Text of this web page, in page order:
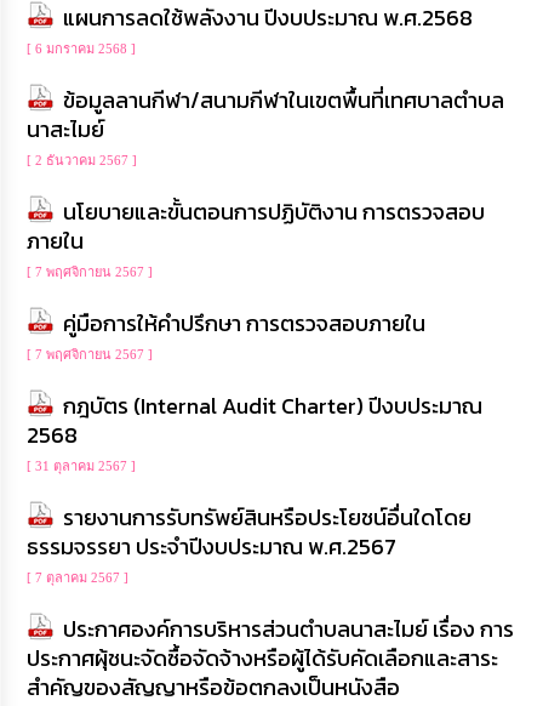
แผนการลดใช้พลังงาน ปีงบประมาณ พ.ศ.2568
[ 6 มกราคม 2568 ]
ข้อมูลลานกีฬา/สนามกีฬาในเขตพื้นที่เทศบาลตำบล
นาสะไมย์
[ 2 ธันวาคม 2567 ]
นโยบายและขั้นตอนการปฏิบัติงาน การตรวจสอบ
ภายใน
[ 7 พฤศจิกายน 2567 ]
คู่มือการให้คำปรึกษา การตรวจสอบภายใน
[ 7 พฤศจิกายน 2567 ]
กฎบัตร (Internal Audit Charter) ปีงบประมาณ
2568
[ 31 ตุลาคม 2567 ]
รายงานการรับทรัพย์สินหรือประโยชน์อื่นใดโดย
ธรรมจรรยา ประจำปีงบประมาณ พ.ศ.2567
[ 7 ตุลาคม 2567 ]
ประกาศองค์การบริหารส่วนตำบลนาสะไมย์ เรื่อง การ
ประกาศผุ้ชนะจัดซื้อจัดจ้างหรือผู้ได้รับคัดเลือกและสาระ
สำคัญของสัญญาหรือข้อตกลงเป็นหนังสือ